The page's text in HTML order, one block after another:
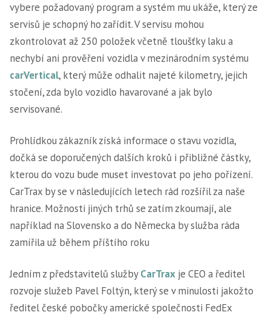
vybere požadovaný program a systém mu ukáže, který ze
servisů je schopný ho zařídit. V servisu mohou
zkontrolovat až 250 položek včetně tloušťky laku a
nechybí ani prověření vozidla v mezinárodním systému
carVertical, který může odhalit najeté kilometry, jejich
stočení, zda bylo vozidlo havarované a jak bylo
servisované.
Prohlídkou zákazník získá informace o stavu vozidla,
dočká se doporučených dalších kroků i přibližné částky,
kterou do vozu bude muset investovat po jeho pořízení.
CarTrax by se v následujících letech rád rozšířil za naše
hranice. Možnosti jiných trhů se zatím zkoumají, ale
například na Slovensko a do Německa by služba ráda
zamířila už během příštího roku
Jedním z představitelů službyCarTrax je CEO a ředitel
rozvoje služeb Pavel Foltýn, který se v minulosti jakožto
ředitel české pobočky americké společnosti FedEx